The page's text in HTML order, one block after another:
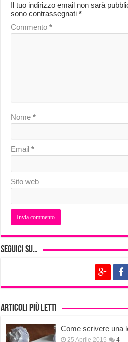
Il tuo indirizzo email non sarà
sono contrassegnati*
Commento*
Nome*
Email*
Sito web
Seguici su…
Articoli più letti
Come scrivere una
25 Aprile 2015 4